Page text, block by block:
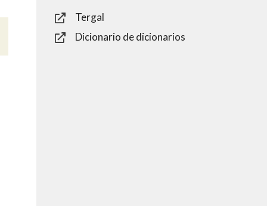
Tergal
Dicionario de dicionarios